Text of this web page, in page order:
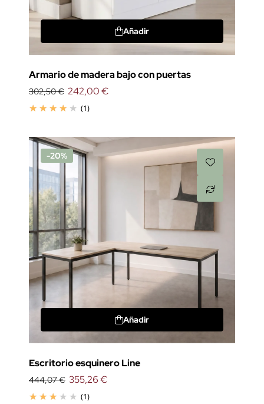
Añadir
Armario de madera bajo con puertas
302,50 €
(1)
242,00 €
-20%
Añadir
Escritorio esquinero Line
444,07 €
(1)
355,26 €